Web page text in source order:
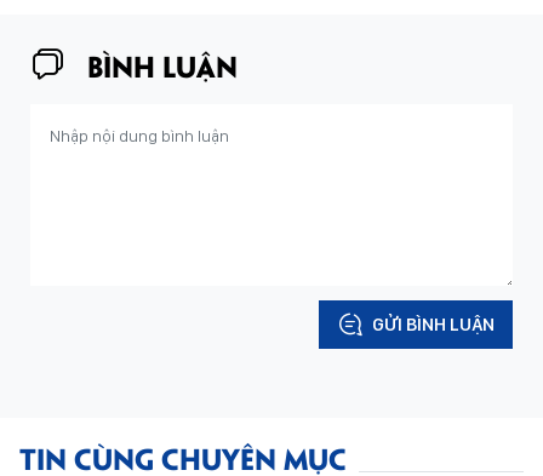
BÌNH LUẬN
GỬI BÌNH LUẬN
TIN CÙNG CHUYÊN MỤC